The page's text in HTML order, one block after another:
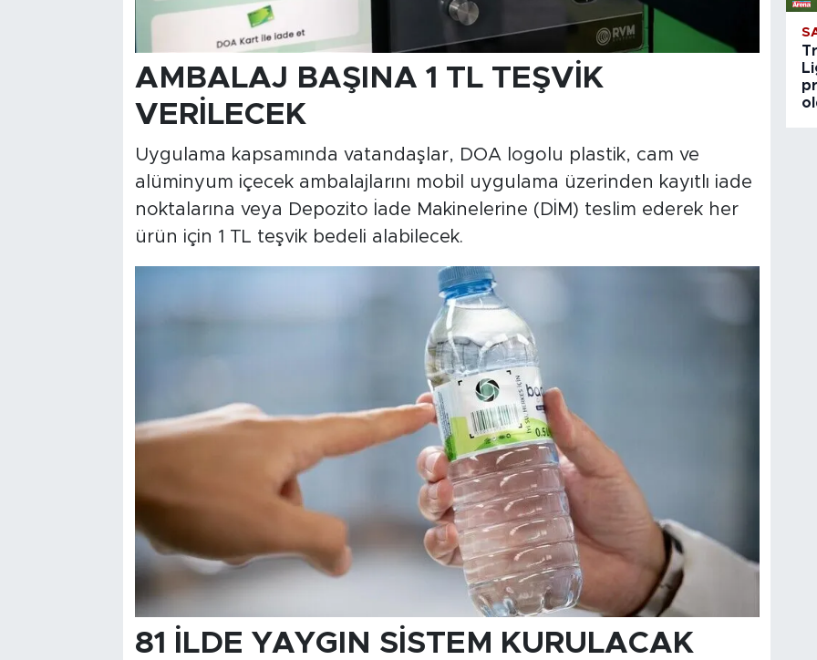
AMBALAJ BAŞINA 1 TL TEŞVİK
VERİLECEK
Uygulama kapsamında vatandaşlar, DOA logolu plastik, cam ve
alüminyum içecek ambalajlarını mobil uygulama üzerinden kayıtlı iade
noktalarına veya Depozito İade Makinelerine (DİM) teslim ederek her
ürün için 1 TL teşvik bedeli alabilecek.
81 İLDE YAYGIN SİSTEM KURULACAK